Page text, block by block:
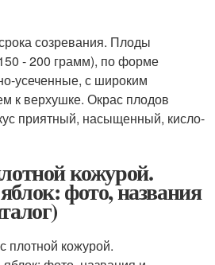
созревания. Плоды
- 200 грамм), по форме
усеченные, с широким
к верхушке. Окрас плодов
приятный, насыщенный, кисло-
кожурой.
фото, названия